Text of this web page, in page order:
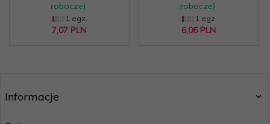
robocze)
1 egz.
7,07 PLN
robocze)
1 egz.
6,06 PLN
Informacje